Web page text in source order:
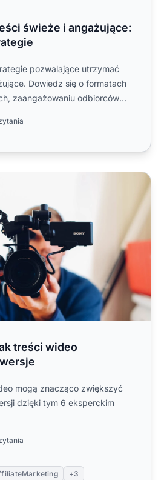
świeże i angażujące:
pozwalające utrzymać
Dowiedz się o formatach
zaangażowaniu odbiorców
wideo zwiększają konwersje
treści wideo
mogą znacząco zwiększyć
dzięki tym 6 eksperckim
+3